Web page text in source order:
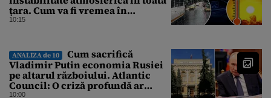
țara. Cum va fi vremea în
București și când vin vijeliile
10:15
ANALIZA de 10
Cum sacrifică
Vladimir Putin economia Rusiei
pe altarul războiului. Atlantic
Council: O criză profundă ar
10:00